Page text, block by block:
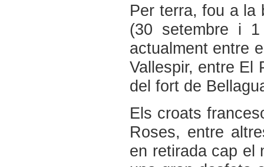
Per terra, fou a la
(30 setembre i 1
actualment entre
Vallespir, entre El
del fort de
Els croats
Roses, entre
en retirada cap el